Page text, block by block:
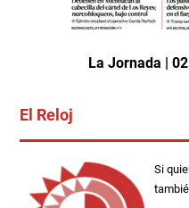
La Jornada |
El Reloj
Si